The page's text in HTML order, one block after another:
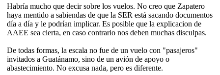
Habría mucho que decir sobre los vuelos. No creo que Zapatero
haya mentido a sabiendas de que la SER está sacando documentos
día a día y le podrían implicar. Es posible que la explicacion de
AAEE sea cierta, en caso contrario nos deben muchas disculpas.
De todas formas, la escala no fue de un vuelo con "pasajeros"
invitados a Guatánamo, sino de un avión de apoyo o
abastecimiento. No excusa nada, pero es diferente.